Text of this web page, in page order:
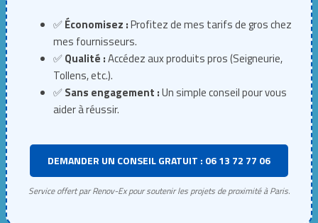
✅Économisez :Profitez de mes tarifs de gros chez
mes fournisseurs.
✅Qualité :Accédez aux produits pros (Seigneurie,
Tollens, etc.).
✅Sans engagement :Un simple conseil pour vous
aider à réussir.
DEMANDER UN CONSEIL GRATUIT : 06 13 72 77 06
Service offert par Renov-Ex pour soutenir les projets de proximité à Paris.